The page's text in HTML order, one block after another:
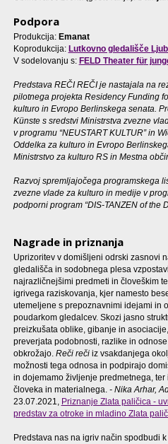
Podpora
Produkcija: Emanat
Koprodukcija: Lutkovno gledališče
V sodelovanju s: FELD Theater für
Predstava REČI REČI je nastajala na
pilotnega projekta Residency Funding
kulturo in Evropo Berlinskega senata.
Künste s sredstvi Ministrstva zvezne
v programu “NEUSTART KULTUR” in
Oddelka za kulturo in Evropo
Ministrstvo za kulturo RS in Mestna
Razvoj spremljajočega programskega
zvezne vlade za kulturo in medije v
podporni program “DIS-TANZEN of the
Nagrade in priznanja
Uprizoritev v domišljeni odrski zasnovi
gledališča in sodobnega plesa
najrazličnejšimi predmeti in človeškim
igrivega raziskovanja, kjer namesto
utemeljene s prepoznavnimi idejami in
poudarkom gledalcev. Skozi jasno
preizkušata oblike, gibanje in
preverjata podobnosti, razlike in
obkrožajo. Reči rečiiz vsakdanjega
možnosti tega odnosa in podpirajo
in dojemamo življenje predmetnega,
človeka in materialnega.- Nika Arhar,
23.07.2021, Priznanje Zlata paličica -
predstav za otroke in mladino Zlata
Predstava nas na igriv način spodbudi